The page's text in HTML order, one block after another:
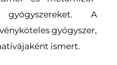
A
gyógyszer,
ismert.